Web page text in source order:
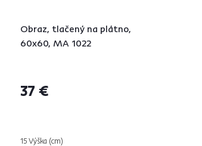
Obraz, tlačený na plátno,
60x60, MA 1022
37 €
15 Výška (cm)